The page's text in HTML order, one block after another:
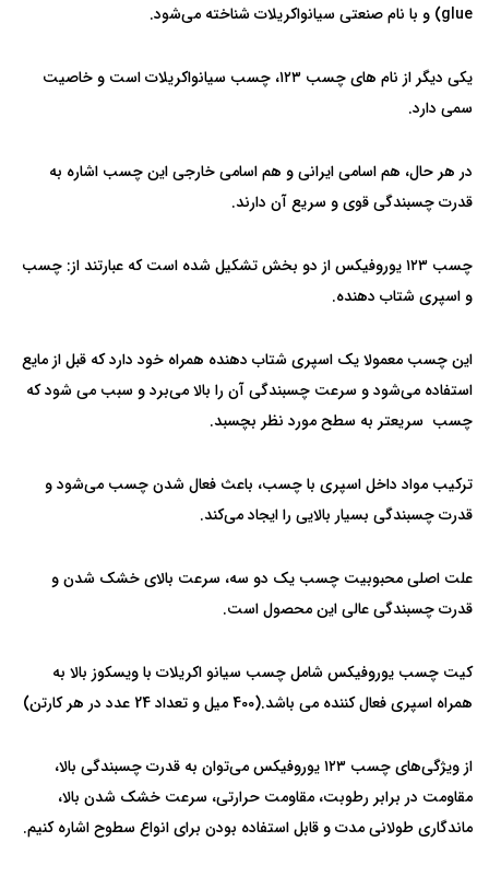
glue) و با نام صنعتی سیانواکریلات شناخته می‌شود‌.
یکی دیگر از نام های چسب ۱۲۳، چسب سیانواکریلات است و خاصیت
سمی دارد.
در هر حال، هم اسامی ایرانی و هم اسامی خارجی این چسب اشاره به
قدرت چسبندگی قوی و سریع آن دارند.
چسب ۱۲۳
یوروفیکس از دو بخش تشکیل شده است که عبارتند از: چسب
و اسپری شتاب دهنده.
این چسب معمولا یک اسپری شتاب دهنده همراه خود دارد که قبل از مایع
استفاده می‌شود و سرعت چسبندگی آن را بالا می‌برد و سبب می شود که
چسب سریعتر به سطح مورد نظر بچسبد.
ترکیب مواد داخل اسپری با چسب، باعث فعال شدن چسب می‌شود و
قدرت چسبندگی بسیار بالایی را ایجاد می‌کند.
علت اصلی محبوبیت چسب یک دو سه، سرعت بالای خشک شدن و
قدرت چسبندگی عالی این محصول است.
کیت چسب یوروفیکس شامل چسب سیانو اکریلات با ویسکوز بالا به
همراه اسپری فعال کننده می باشد.(400 میل و تعداد 24 عدد در هر کارتن)
از ویژگی‌های چسب ۱۲۳ یوروفیکس می‌توان به قدرت چسبندگی بالا،
مقاومت در برابر رطوبت، مقاومت حرارتی، سرعت خشک شدن بالا،
ماندگاری طولانی مدت و قابل استفاده بودن برای انواع سطوح اشاره کنیم.